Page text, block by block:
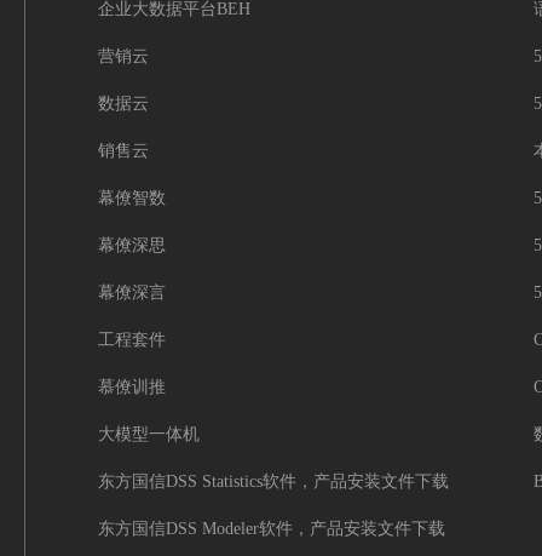
企业大数据平台BEH
营销云
数据云
销售云
幕僚智数
幕僚深思
幕僚深言
工程套件
慕僚训推
大模型一体机
东方国信DSS Statistics软件，产品安装文件下载
东方国信DSS Modeler软件，产品安装文件下载